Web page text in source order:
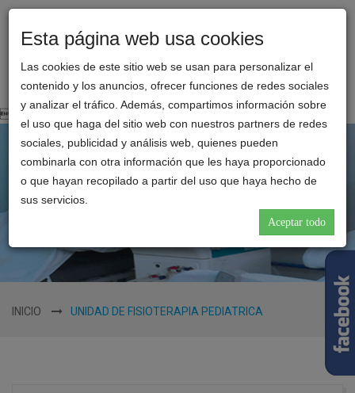
Esta página web usa cookies
Las cookies de este sitio web se usan para personalizar el
contenido y los anuncios, ofrecer funciones de redes sociales
y analizar el tráfico. Además, compartimos información sobre
el uso que haga del sitio web con nuestros partners de redes
sociales, publicidad y análisis web, quienes pueden
combinarla con otra información que les haya proporcionado
o que hayan recopilado a partir del uso que haya hecho de
sus servicios.
Aceptar todo
CLINICA
REINA
CATALINA

INICIO UNIDAD DE FISIOTERAPIA PEDIATRICA